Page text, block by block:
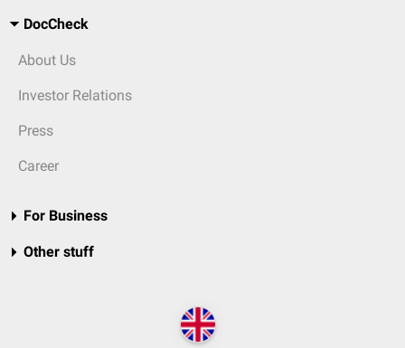
DocCheck
About Us
Investor Relations
Press
Career
For Business
Other stuff